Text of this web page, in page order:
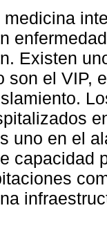
Existen
son el VIP,
uno en el
capacidad